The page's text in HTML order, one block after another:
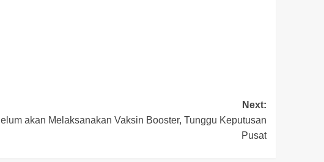
Next:
akan Melaksanakan Vaksin Booster, Tunggu Keputusan
Pusat